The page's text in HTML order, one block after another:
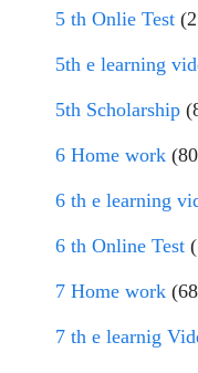
5 th Onlie Test
5th e learning
5th Scholarship
6 Home work
6 th e learning
6 th Online Test
7 Home work
7 th e learnig